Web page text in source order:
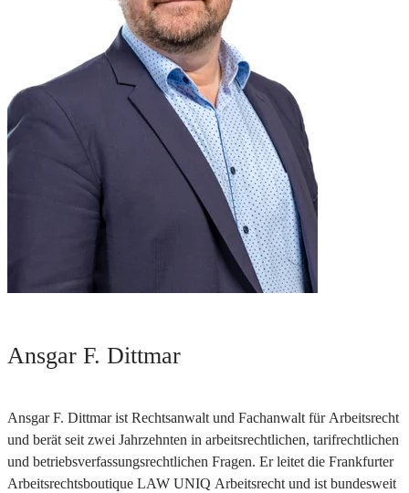
Ansgar F. Dittmar
Ansgar F. Dittmar ist Rechtsanwalt und Fachanwalt für Arbeitsrecht
und berät seit zwei Jahrzehnten in arbeitsrechtlichen, tarifrechtlichen
und betriebsverfassungsrechtlichen Fragen. Er leitet die Frankfurter
Arbeitsrechtsboutique LAW UNIQ Arbeitsrecht und ist bundesweit